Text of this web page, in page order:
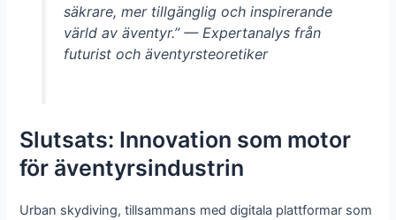
säkrare, mer tillgänglig och inspirerande
värld av äventyr.” — Expertanalys från
futurist och äventyrsteoretiker
Slutsats: Innovation som motor
för äventyrsindustrin
Urban skydiving, tillsammans med digitala plattformar som